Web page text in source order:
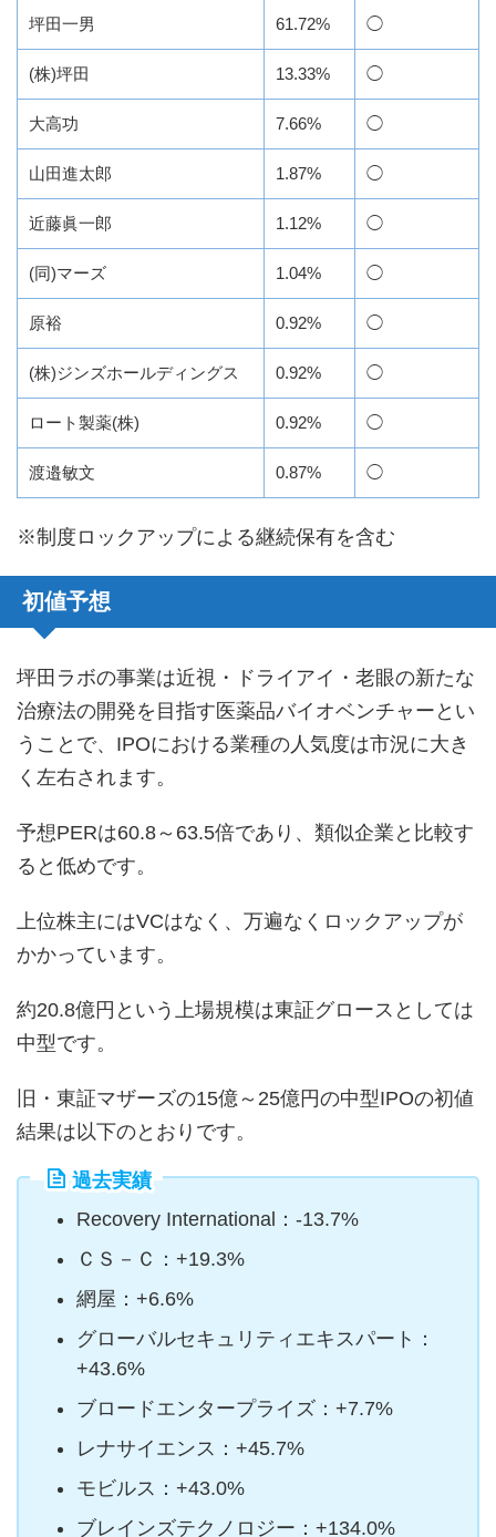
坪田一男 61.72% ◯
(株)坪田 13.33% ◯
大高功 7.66% ◯
山田進太郎 1.87% ◯
近藤眞一郎 1.12% ◯
(同)マーズ 1.04% ◯
原裕 0.92% ◯
(株)ジンズホールディングス 0.92% ◯
ロート製薬(株) 0.92% ◯
渡邉敏文 0.87% ◯
※制度ロックアップによる継続保有を含む
初値予想
坪田ラボの事業は近視・ドライアイ・老眼の新たな
治療法の開発を目指す医薬品バイオベンチャーとい
うことで、IPOにおける業種の人気度は市況に大き
く左右されます。
予想PERは60.8～63.5倍であり、類似企業と比較す
ると低めです。
上位株主にはVCはなく、万遍なくロックアップが
かかっています。
約20.8億円という上場規模は東証グロースとしては
中型です。
旧・東証マザーズの15億～25億円の中型IPOの初値
結果は以下のとおりです。
過去実績
Recovery International：-13.7%
ＣＳ－Ｃ：+19.3%
網屋：+6.6%
グローバルセキュリティエキスパート：
+43.6%
ブロードエンタープライズ：+7.7%
レナサイエンス：+45.7%
モビルス：+43.0%
ブレインズテクノロジー：+134.0%